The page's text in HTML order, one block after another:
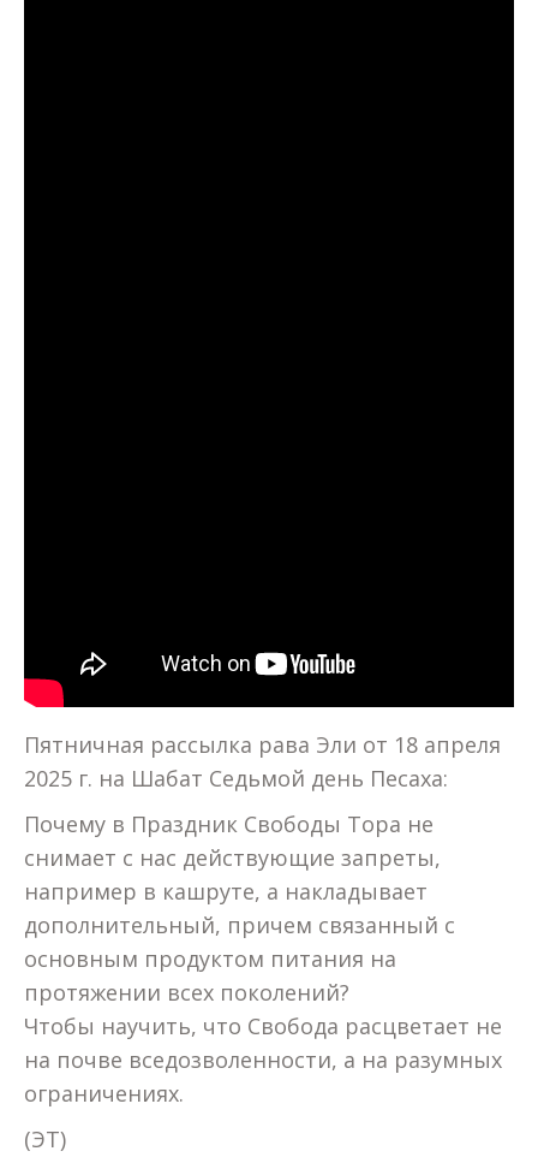
Пятничная рассылка рава Эли от 18 апреля
2025 г. на Шабат Седьмой день Песаха:
Почему в Праздник Свободы Тора не
снимает с нас действующие запреты,
например в кашруте, а накладывает
дополнительный, причем связанный с
основным продуктом питания на
протяжении всех поколений?
Чтобы научить, что Свобода расцветает не
на почве вседозволенности, а на разумных
ограничениях.
(ЭТ)